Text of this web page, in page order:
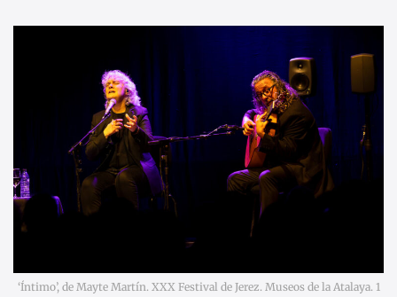
‘Íntimo’, de Mayte Martín. XXX Festival de Jerez. Museos de la Atalaya. 1